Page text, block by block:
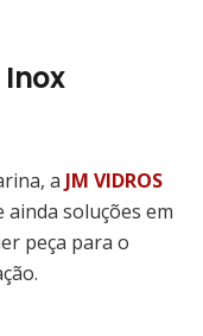
a JM VIDROS
ainda soluções em
peça para o